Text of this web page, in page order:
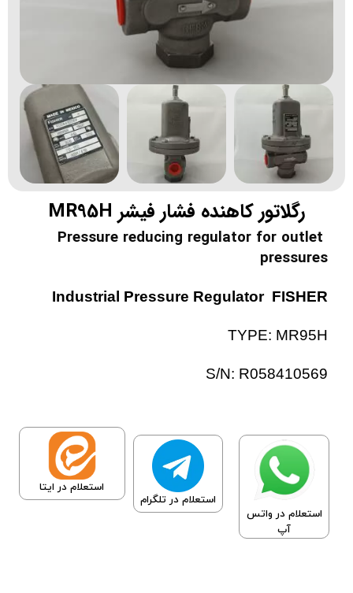
رگلاتور کاهنده فشار فیشر MR95H
Pressure reducing regulator for outlet
pressures
Industrial Pressure Regulator FISHER
TYPE: MR95H
S/N: R058410569
استعلام در واتس
آپ
استعلام در تلگرام
استعلام در ایتا